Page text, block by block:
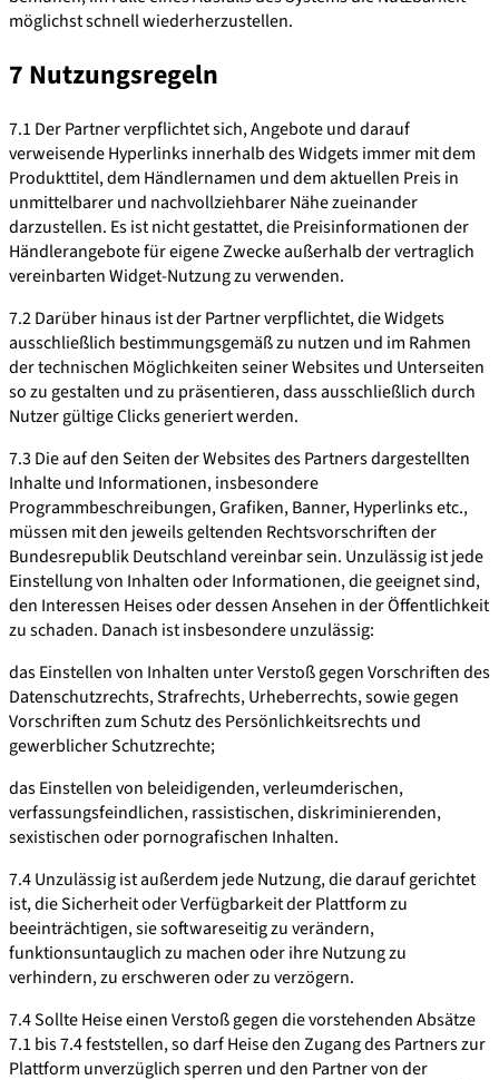
möglichst schnell wiederherzustellen.
7 Nutzungsregeln
7.1 Der Partner verpflichtet sich, Angebote und darauf
verweisende Hyperlinks innerhalb des Widgets immer mit dem
Produkttitel, dem Händlernamen und dem aktuellen Preis in
unmittelbarer und nachvollziehbarer Nähe zueinander
darzustellen. Es ist nicht gestattet, die Preisinformationen der
Händlerangebote für eigene Zwecke außerhalb der vertraglich
vereinbarten Widget-Nutzung zu verwenden.
7.2 Darüber hinaus ist der Partner verpflichtet, die Widgets
ausschließlich bestimmungsgemäß zu nutzen und im Rahmen
der technischen Möglichkeiten seiner Websites und Unterseiten
so zu gestalten und zu präsentieren, dass ausschließlich durch
Nutzer gültige Clicks generiert werden.
7.3 Die auf den Seiten der Websites des Partners dargestellten
Inhalte und Informationen, insbesondere
Programmbeschreibungen, Grafiken, Banner, Hyperlinks etc.,
müssen mit den jeweils geltenden Rechtsvorschriften der
Bundesrepublik Deutschland vereinbar sein. Unzulässig ist jede
Einstellung von Inhalten oder Informationen, die geeignet sind,
den Interessen Heises oder dessen Ansehen in der Öffentlichkeit
zu schaden. Danach ist insbesondere unzulässig:
das Einstellen von Inhalten unter Verstoß gegen Vorschriften des
Datenschutzrechts, Strafrechts, Urheberrechts, sowie gegen
Vorschriften zum Schutz des Persönlichkeitsrechts und
gewerblicher Schutzrechte;
das Einstellen von beleidigenden, verleumderischen,
verfassungsfeindlichen, rassistischen, diskriminierenden,
sexistischen oder pornografischen Inhalten.
7.4 Unzulässig ist außerdem jede Nutzung, die darauf gerichtet
ist, die Sicherheit oder Verfügbarkeit der Plattform zu
beeinträchtigen, sie softwareseitig zu verändern,
funktionsuntauglich zu machen oder ihre Nutzung zu
verhindern, zu erschweren oder zu verzögern.
7.4 Sollte Heise einen Verstoß gegen die vorstehenden Absätze
7.1 bis 7.4 feststellen, so darf Heise den Zugang des Partners zur
Plattform unverzüglich sperren und den Partner von der